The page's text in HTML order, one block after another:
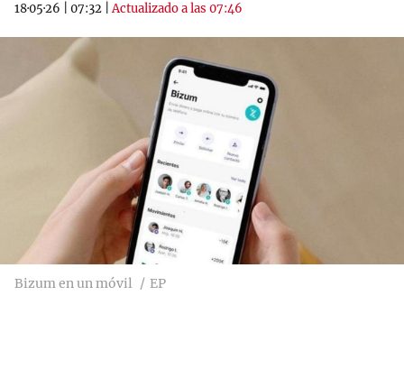
18·05·26 07:32 |Actualizado a las 07:46
Bizum en un móvil EP